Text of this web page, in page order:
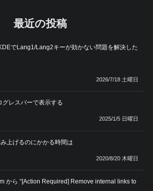
最近の投稿
でLang1/Lang2キーが効かない問題を解決した
2026/7/18 土曜日
レスバーで表示する
2025/1/5 日曜日
上げるのにかかる時間は
2020/8/20 木曜日
から “[Action Required] Remove internal links to